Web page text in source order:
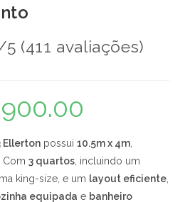
(411 avaliações)
€5,900.00.
Ellerton possui10.5m x 4m
Com3 quartos , incluindo um
king-size, e um layout eficiente
equipada e banheiro